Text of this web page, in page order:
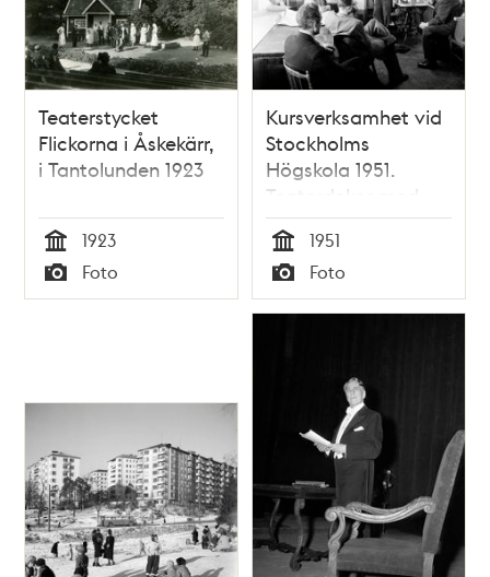
Teaterstycket
Flickorna i Åskekärr,
i Tantolunden 1923
Tid
1923
Typ
Foto
Kursverksamhet vid
Stockholms
Högskola 1951.
Teaterdekor med
läraren Nils Nixon
Tid
1951
Typ
Foto